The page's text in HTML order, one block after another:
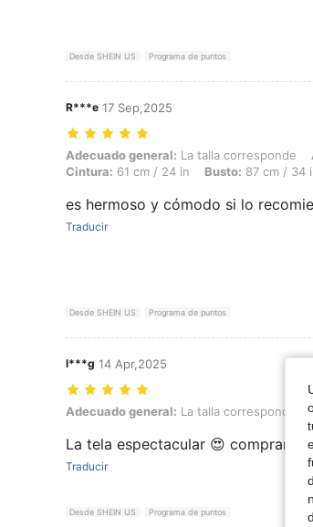
Desde SHEIN US Programa de puntos
R***e 17 Sep,2025
Adecuado general: La talla corresponde, Altura:
Adecuado general: La talla corresponde
Cintura: 61 cm / 24 in Busto: 87 cm / 34
es hermoso y cómodo si lo
Traducir
Desde SHEIN US Programa de puntos
l***g 14 Apr,2025
Adecuado general: La talla corresponde, Color:
Adecuado general: La talla corresponde
La tela espectacular 😍 compraría
Traducir
Desde SHEIN US Programa de puntos